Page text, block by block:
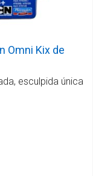
Omni Kix de
esculpida única